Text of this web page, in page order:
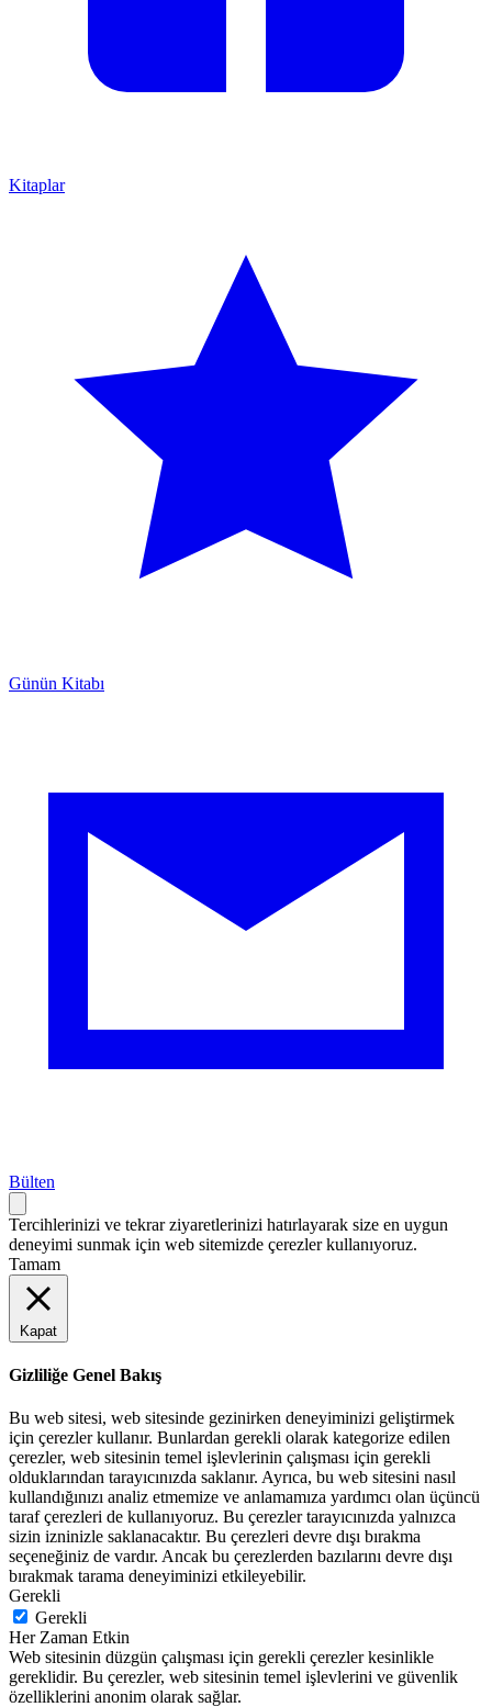
Kitaplar
Günün Kitabı
Bülten
Tercihlerinizi ve tekrar ziyaretlerinizi hatırlayarak size en uygun
deneyimi sunmak için web sitemizde çerezler kullanıyoruz.
Tamam
Kapat
Gizliliğe Genel Bakış
Bu web sitesi, web sitesinde gezinirken deneyiminizi geliştirmek
için çerezler kullanır. Bunlardan gerekli olarak kategorize edilen
çerezler, web sitesinin temel işlevlerinin çalışması için gerekli
olduklarından tarayıcınızda saklanır. Ayrıca, bu web sitesini nasıl
kullandığınızı analiz etmemize ve anlamamıza yardımcı olan üçüncü
taraf çerezleri de kullanıyoruz. Bu çerezler tarayıcınızda yalnızca
sizin izninizle saklanacaktır. Bu çerezleri devre dışı bırakma
seçeneğiniz de vardır. Ancak bu çerezlerden bazılarını devre dışı
bırakmak tarama deneyiminizi etkileyebilir.
Gerekli
Gerekli
Her Zaman Etkin
Web sitesinin düzgün çalışması için gerekli çerezler kesinlikle
gereklidir. Bu çerezler, web sitesinin temel işlevlerini ve güvenlik
özelliklerini anonim olarak sağlar.